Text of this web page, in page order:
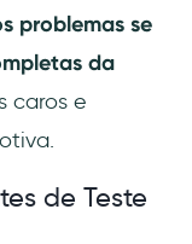
problemas se
da
caros e
de Teste